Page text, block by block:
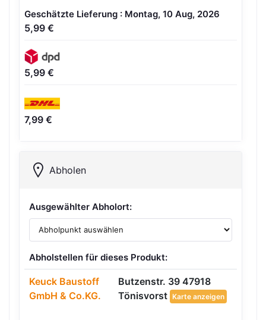
Geschätzte Lieferung : Montag, 10 Aug, 2026
5,99 €
5,99 €
7,99 €
Abholen
Ausgewählter Abholort:
Abholstellen für dieses Produkt:
Keuck Baustoff
GmbH & Co.KG.
Butzenstr. 39 47918
Tönisvorst Karte anzeigen